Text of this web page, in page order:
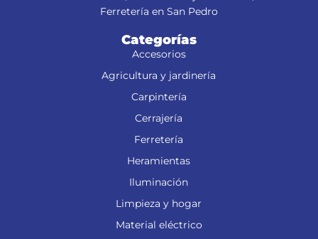
Ferretería en San Pedro
Categorías
Accesorios
Agricultura y jardinería
Carpintería
Cerrajería
Ferretería
Heramientas
Iluminación
Limpieza y hogar
Material eléctrico